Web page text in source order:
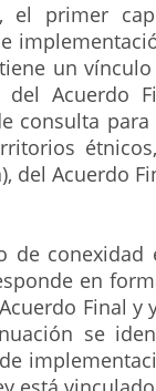
el primer
un
Acuerdo
consulta
del Acuerdo
de
en
Final y
se